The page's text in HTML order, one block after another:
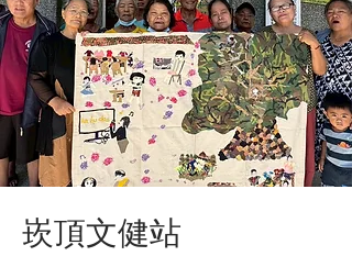
崁頂文健站